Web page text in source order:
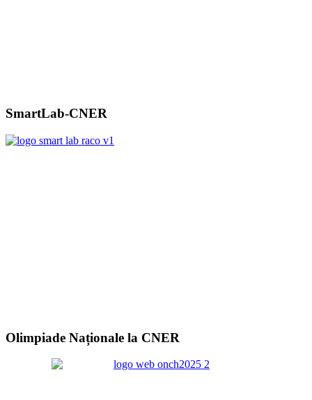
SmartLab-CNER
Olimpiade Naționale la CNER